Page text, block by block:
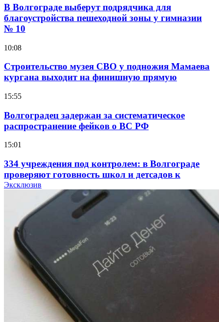
В Волгограде выберут подрядчика для
благоустройства пешеходной зоны у гимназии
№ 10
10:08
Строительство музея СВО у подножия Мамаева
кургана выходит на финишную прямую
15:55
Волгоградец задержан за систематическое
распространение фейков о ВС РФ
15:01
334 учреждения под контролем: в Волгограде
проверяют готовность школ и детсадов к
учебному году
Покушение на убийство в Волгограде: девушка
напала на незнакомую женщину с ножом
12:39
Сладкий праздник в Волгограде: в Центральном
парке прошёл фестиваль „Арбузный переполох“
Эксклюзив